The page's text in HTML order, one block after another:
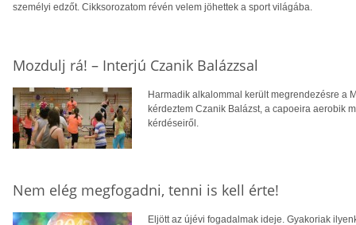
személyi edzőt. Cikksorozatom révén velem jöhettek a sport világába.
Mozdulj rá! – Interjú Czanik Balázzsal
Harmadik alkalommal került megrendezésre a
kérdeztem Czanik Balázst, a capoeira aerobik
kérdéseiről.
Nem elég megfogadni, tenni is kell érte!
Eljött az újévi fogadalmak ideje. Gyakoriak